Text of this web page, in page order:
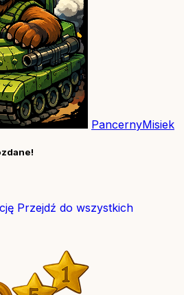
PancernyMisiek
Przejdź do wszystkich